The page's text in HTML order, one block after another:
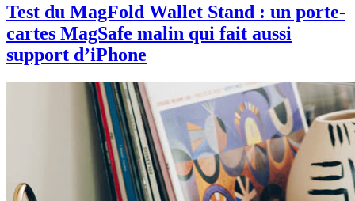
Test du MagFold Wallet Stand : un porte-
cartes MagSafe malin qui fait aussi
support d’iPhone